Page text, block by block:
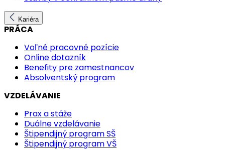
Kariéra
PRÁCA
Voľné pracovné pozície
Online dotazník
Benefity pre zamestnancov
Absolventský program
VZDELÁVANIE
Prax a stáže
Duálne vzdelávanie
Štipendijný program SŠ
Štipendijný program VŠ